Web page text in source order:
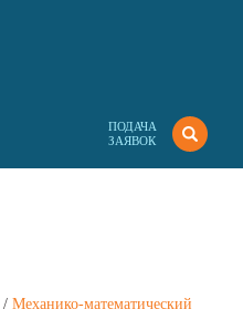
ПОДАЧА
ЗАЯВОК
/ Механико-математический